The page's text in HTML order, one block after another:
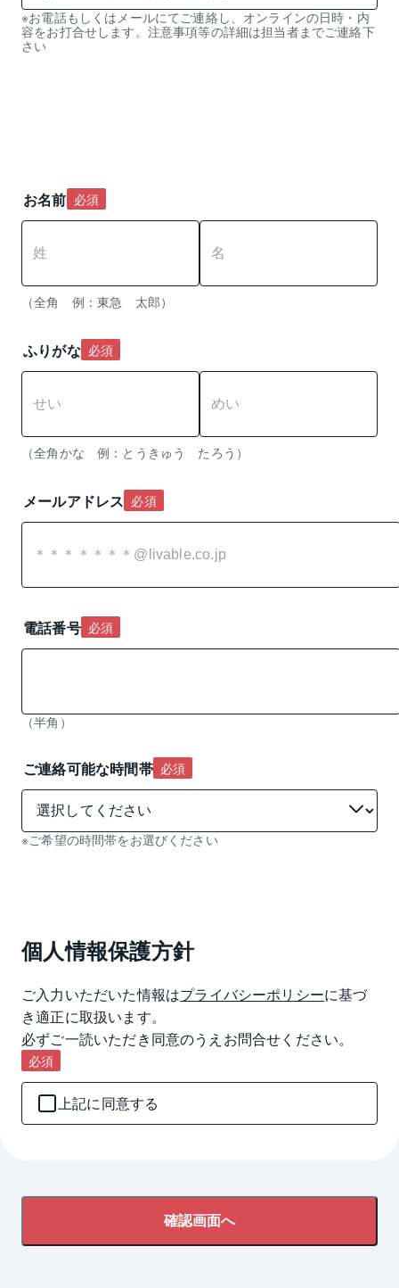
※お電話もしくはメールにてご連絡し、オンラインの日時・内
容をお打合せします。注意事項等の詳細は担当者までご連絡下
さい
お名前 必須
（全角　例：東急　太郎）
ふりがな 必須
メールアドレス 必須
電話番号 必須
（半角）
ご連絡可能な時間帯 必須
※ご希望の時間帯をお選びください
個人情報保護方針
ご入力いただいた情報はプライバシーポリシーに基づ
き適正に取扱います。
必ずご一読いただき同意のうえお問合せください。
必須
上記に同意する
確認画面へ